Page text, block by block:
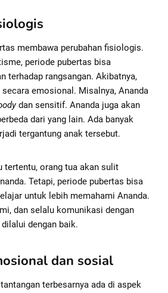
membawa perubahan fisiologis.
periode pubertas bisa
terhadap rangsangan. Akibatnya,
emosional. Misalnya, Ananda
dan sensitif. Ananda juga akan
dari yang lain. Ada banyak
tergantung anak tersebut.
tertentu, orang tua akan sulit
Tetapi, periode pubertas bisa
untuk lebih memahami Ananda.
dan selalu komunikasi dengan
dengan baik.
dan sosial
terbesarnya ada di aspek